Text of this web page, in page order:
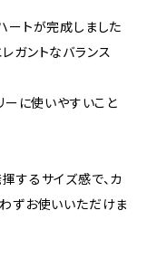
ートが完成しました
ガントなバランス
ーに使いやすいこと
するサイズ感で、カ
ずお使いいただけま